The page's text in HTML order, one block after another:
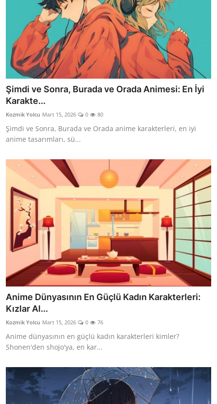
Şimdi ve Sonra, Burada ve Orada Animesi: En İyi
Karakte...
Kozmik Yolcu Mart 15, 2026 0 80
Şimdi ve Sonra, Burada ve Orada anime karakterleri, en iyi
anime tasarımları, sü...
Anime Dünyasının En Güçlü Kadın Karakterleri:
Kızlar Al...
Kozmik Yolcu Mart 15, 2026 0 76
Anime dünyasının en güçlü kadın karakterleri kimler?
Shonen'den shojo'ya, en kar...